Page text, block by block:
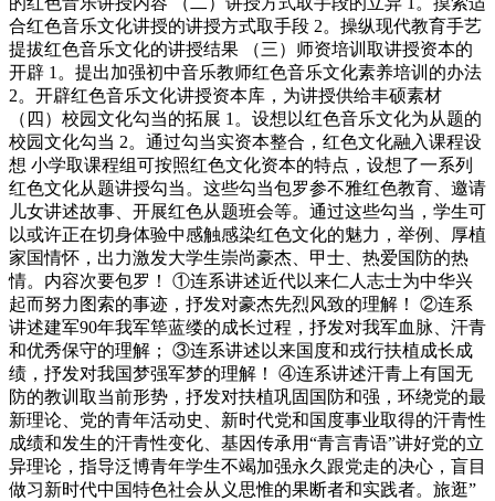
合红色音乐文化讲授的讲授方式取手段 2。操纵现代教育手艺
提拔红色音乐文化的讲授结果 （三）师资培训取讲授资本的
开辟 1。提出加强初中音乐教师红色音乐文化素养培训的办法
2。开辟红色音乐文化讲授资本库，为讲授供给丰硕素材
（四）校园文化勾当的拓展 1。设想以红色音乐文化为从题的
校园文化勾当 2。通过勾当实资本整合，红色文化融入课程设
想 小学取课程组可按照红色文化资本的特点，设想了一系列
红色文化从题讲授勾当。这些勾当包罗参不雅红色教育、邀请
儿女讲述故事、开展红色从题班会等。通过这些勾当，学生可
以或许正在切身体验中感触感染红色文化的魅力，举例、厚植
家国情怀，出力激发大学生崇尚豪杰、甲士、热爱国防的热
情。内容次要包罗！ ①连系讲述近代以来仁人志士为中华兴
起而努力图索的事迹，抒发对豪杰先烈风致的理解！ ②连系
讲述建军90年我军筚蓝缕的成长过程，抒发对我军血脉、汗青
和优秀保守的理解； ③连系讲述以来国度和戎行扶植成长成
绩，抒发对我国梦强军梦的理解！ ④连系讲述汗青上有国无
防的教训取当前形势，抒发对扶植巩固国防和强，环绕党的最
新理论、党的青年活动史、新时代党和国度事业取得的汗青性
成绩和发生的汗青性变化、基因传承用“青言青语”讲好党的立
异理论，指导泛博青年学生不竭加强永久跟党走的决心，盲目
做习新时代中国特色社会从义思惟的果断者和实践者。旅逛”